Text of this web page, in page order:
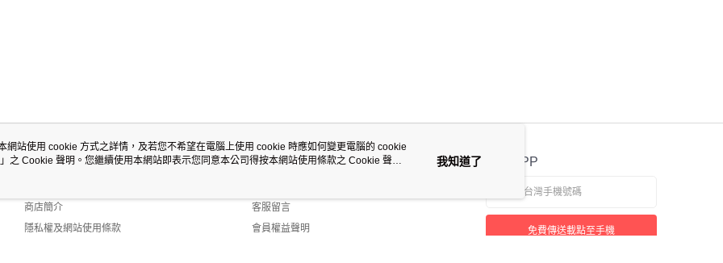
關於我們
商店簡介
隱私權及網站使用條款
客服資訊
客服留言
會員權益聲明
官方APP
免費傳送載點至手機
網站使用 cookie 方式之詳情，及若您不希望在電腦上使用 cookie 時應如何變更電腦的 cookie
」之 Cookie 聲明。您繼續使用本網站即表示您同意本公司得按本網站使用條款之 Cookie 聲明
我知道了